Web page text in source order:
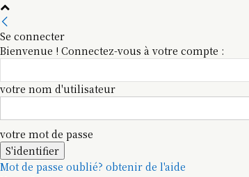
Se connecter
Bienvenue ! Connectez-vous à votre compte :
votre nom d'utilisateur
votre mot de passe
Mot de passe oublié? obtenir de l'aide